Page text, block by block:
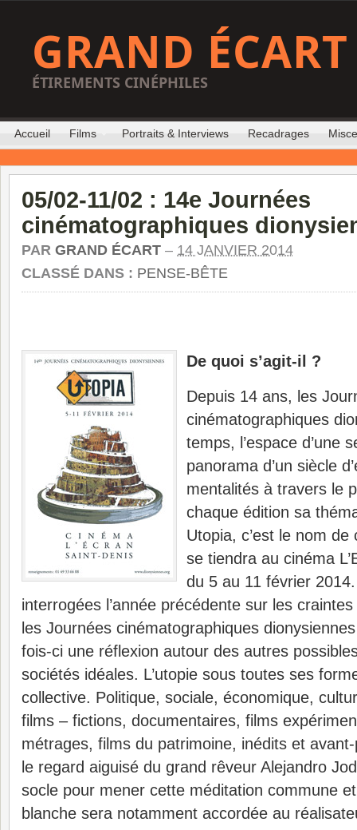
GRAND ÉCART
ÉTIREMENTS CINÉPHILES
Accueil Films Portraits & Interviews Recadrages
05/02-11/02 : 14e Journées
cinématographiques
PAR GRAND ÉCART – 14 JANVIER 2014
CLASSÉ DANS : PENSE-BÊTE
De quoi s’agit-il ?
Depuis 14 ans, les
cinématographiques
temps, l’espace d’une
panorama d’un siècle
mentalités à travers le
chaque édition sa
Utopia, c’est le nom
se tiendra au cinéma
du 5 au 11 février 2014.
interrogées l’année précédente sur les
les Journées cinématographiques
fois-ci une réflexion autour des autres
sociétés idéales. L’utopie sous toutes ses
collective. Politique, sociale, économique,
films – fictions, documentaires, films
métrages, films du patrimoine, inédits et
le regard aiguisé du grand rêveur Alejandro
socle pour mener cette méditation commune
blanche sera notamment accordée au